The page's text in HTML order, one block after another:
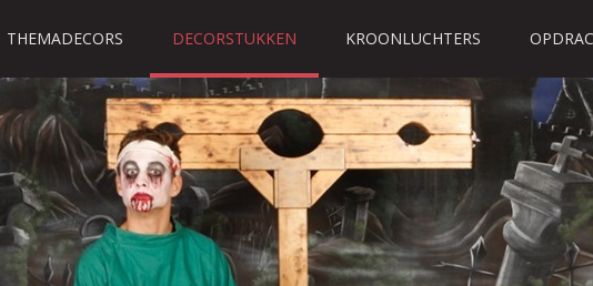
THEMADECORS DECORSTUKKEN KROONLUCHTERS